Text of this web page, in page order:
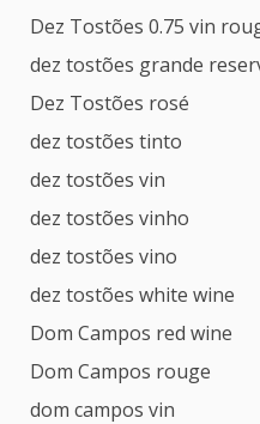
Dez Tostões 0.75 vin
dez tostões grande
Dez Tostões rosé
dez tostões tinto
dez tostões vin
dez tostões vinho
dez tostões vino
dez tostões white wine
Dom Campos red wine
Dom Campos rouge
dom campos vin